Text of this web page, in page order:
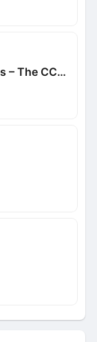
Wholesale Gift Boxes – The CCraft Tree Corporate Gift Boxes